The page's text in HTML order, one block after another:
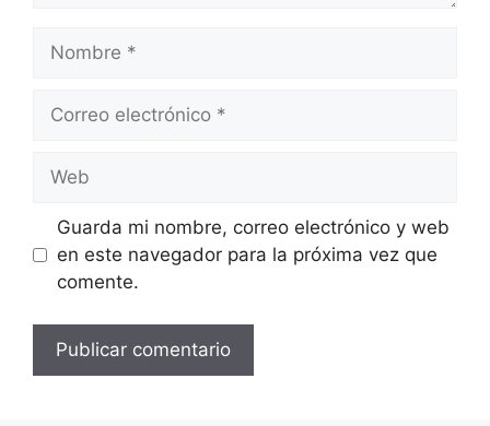
Nombre
Correo
Web
Guarda mi nombre, correo electrónico y web
en este navegador para la próxima vez que
comente.